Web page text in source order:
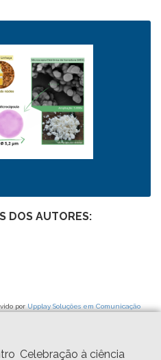
DOS AUTORES:
por Upplay Soluções em Comunicação
Celebração à ciência